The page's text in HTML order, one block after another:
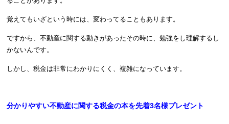
覚えてもいざという時には、変わってることもあります。
ですから、不動産に関する動きがあったその時に、勉強をし理解するし
かないんです。
しかし、税金は非常にわかりにくく、複雑になっています。
分かりやすい不動産に関する税金の本を先着3名様プレゼント